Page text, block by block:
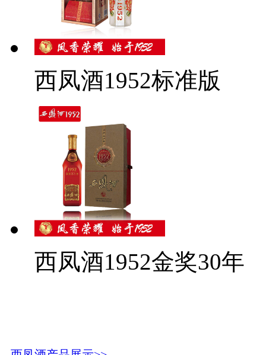
西凤酒1952标准版
西凤酒1952金奖30年